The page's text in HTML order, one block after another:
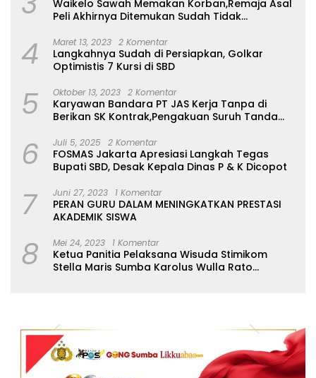
Waikelo Sawah Memakan Korban,Remaja Asal
Peli Akhirnya Ditemukan Sudah Tidak
4 Maret 13, 2023 2 Komentar
Langkahnya Sudah di Persiapkan, Golkar
Optimistis 7 Kursi di SBD
5 Oktober 13, 2023 2 Komentar
Karyawan Bandara PT JAS Kerja Tanpa di
Berikan SK Kontrak,Pengakuan Suruh Tanda
6 Juli 5, 2025 2 Komentar
FOSMAS Jakarta Apresiasi Langkah Tegas
Bupati SBD, Desak Kepala Dinas P & K Dicopot
7 Juni 27, 2023 1 Komentar
PERAN GURU DALAM MENINGKATKAN PRESTASI
AKADEMIK SISWA
8 Mei 24, 2023 1 Komentar
Ketua Panitia Pelaksana Wisuda Stimikom
Stella Maris Sumba Karolus Wulla Rato